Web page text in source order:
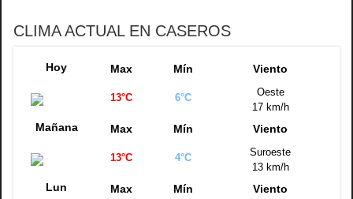
CLIMA ACTUAL EN CASEROS
Hoy Max Mín Viento
13°C 6°C
Oeste
17 km/h
Mañana Max Mín Viento
13°C 4°C
Suroeste
13 km/h
Lun Max Mín Viento